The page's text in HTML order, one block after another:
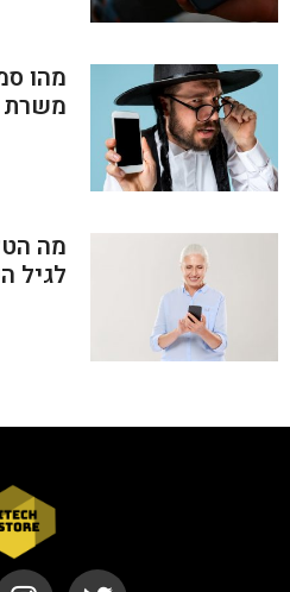
מהו
משרת
מה
לגיל